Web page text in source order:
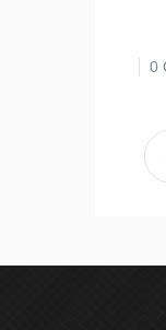
0